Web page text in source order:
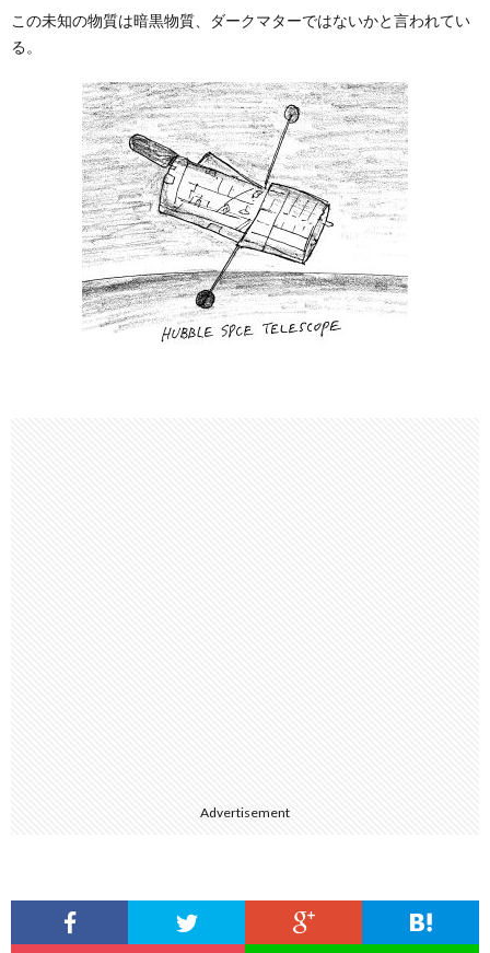
この未知の物質は暗黒物質、ダークマターではないかと言われてい
る。
Advertisement